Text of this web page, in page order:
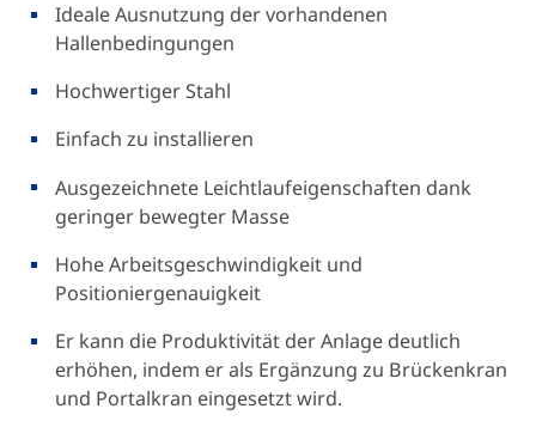
Ideale Ausnutzung der vorhandenen
Hallenbedingungen
Hochwertiger Stahl
Einfach zu installieren
Ausgezeichnete Leichtlaufeigenschaften dank
geringer bewegter Masse
Hohe Arbeitsgeschwindigkeit und
Positioniergenauigkeit
Er kann die Produktivität der Anlage deutlich
erhöhen, indem er als Ergänzung zu Brückenkran
und Portalkran eingesetzt wird.